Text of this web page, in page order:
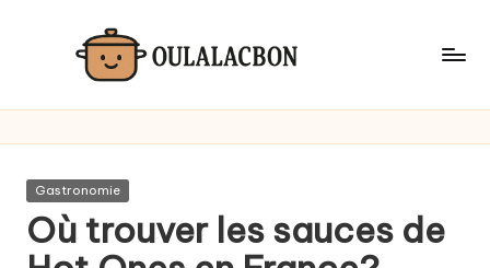
Posted
Gastronomie
Où trouver les sauces de